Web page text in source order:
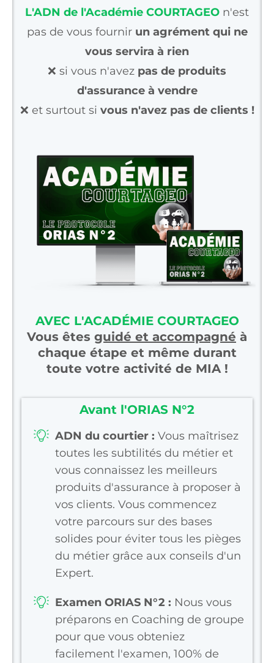
L'ADN de l'Académie COURTAGEO n'est
pas de vous fournir un agrément qui ne
vous servira à rien
❌ si vous n'avez pas de produits
d'assurance à vendre
❌ et surtout si vous n'avez pas de clients !
AVEC L'ACADÉMIE COURTAGEO
Vous êtes guidé et accompagné à
chaque étape et même durant
toute votre activité de MIA !
Avant l'ORIAS N°2
ADN du courtier : Vous maîtrisez
toutes les subtilités du métier et
vous connaissez les meilleurs
produits d'assurance à proposer à
vos clients. Vous commencez
votre parcours sur des bases
solides pour éviter tous les pièges
du métier grâce aux conseils d'un
Expert.
Examen ORIAS N°2 : Nous vous
préparons en Coaching de groupe
pour que vous obteniez
facilement l'examen, 100% de